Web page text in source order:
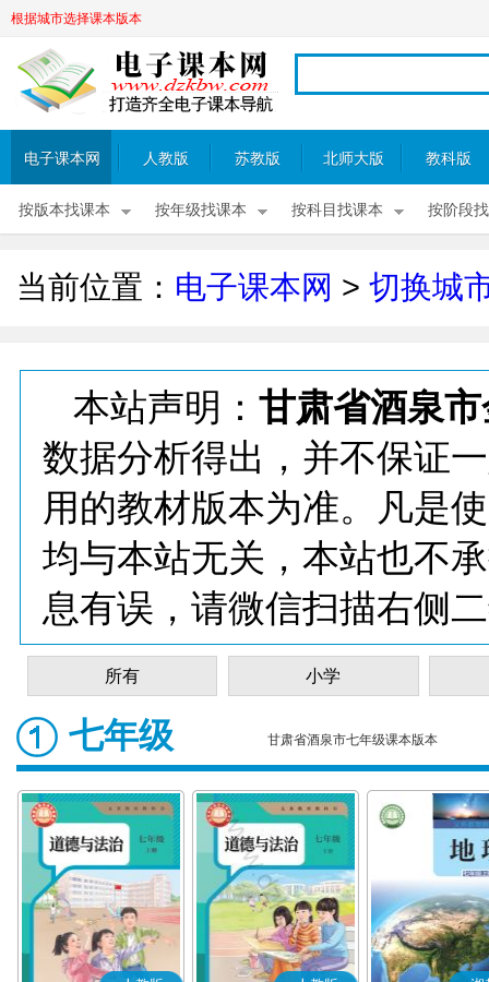
根据城市选择课本版本
电子课本网 人教版 苏教版 北师大版 教科版
按版本找课本 按年级找课本 按科目找课本 按阶段
当前位置： 电子课本网 > 切换城
本站声明： 甘肃省酒泉
数据分析得出，并不保证
用的教材版本为准。凡是
均与本站无关，本站也不
息有误，请微信扫描右侧
所有 小学
七年级 甘肃省酒泉市七年级课本版本